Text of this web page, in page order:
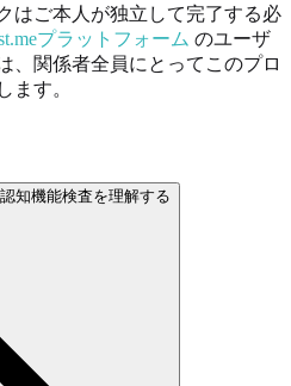
はご本人が独立して完了する必
プラットフォーム のユーザ
、関係者全員にとってこのプロ
ます。
知機能検査を理解する